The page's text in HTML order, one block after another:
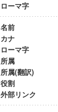
ローマ字
名前
カナ
ローマ字
所属
所属(翻訳)
役割
外部リンク